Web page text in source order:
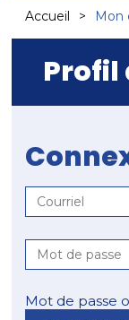
Accueil Mon
Profil
Mot de passe